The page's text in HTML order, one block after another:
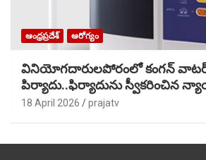
ఆంధ్రప్రదేశ్ ఆరోగ్యం
వినియోగదారులపోరంలో కంగన్ వాటర్,
పిర్యాదు..ఫిర్యాదును స్వీకరించిన
18 April 2026 prajatv